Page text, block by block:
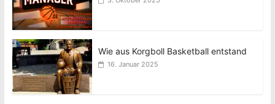
Wie aus Korgboll Basketball entstand
16. Januar 2025